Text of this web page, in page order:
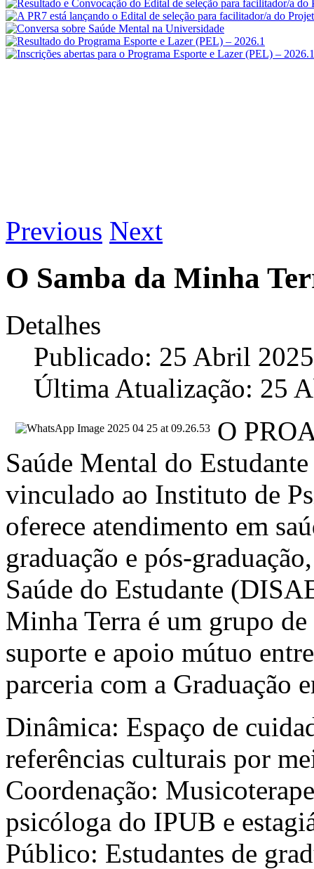
Previous Next
O Samba da Minha
Detalhes
Publicado: 25 Abril 2025
Última Atualização: 25
O
Saúde Mental do
vinculado ao Instituto de
oferece atendimento em
graduação e pós-
Saúde do Estudante
Minha Terra é um grupo
suporte e apoio mútuo
parceria com a Graduação
Dinâmica: Espaço de
referências culturais por
Coordenação:
psicóloga do IPUB e
Público: Estudantes de